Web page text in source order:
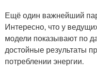
Ещё один важнейший
Интересно, что у
модели показывают по
достойные результаты
потреблении энергии.